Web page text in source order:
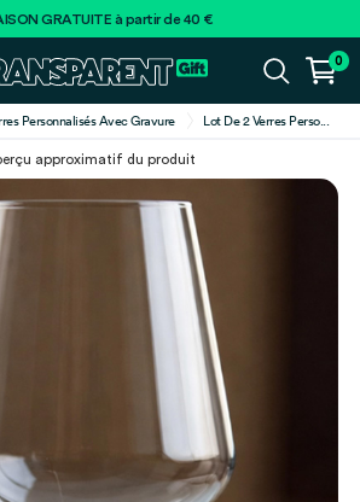
GRATUITE à partir de 40 €
0
Personnalisés Avec Gravure Lot De 2 Verres Perso...
approximatif du produit